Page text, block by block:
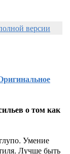
версии
о том как
Умение
Лучше быть